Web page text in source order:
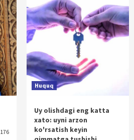
176
Huquq
Uy olishdagi eng katta
xato: uyni arzon
ko'rsatish keyin